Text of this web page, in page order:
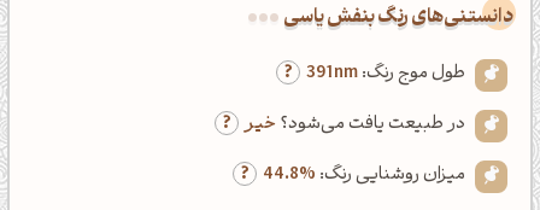
دانستنی‌های رنگ بنفش یاسی
طول موج رنگ:391nm
در طبیعت یافت می‌شود؟ خیر
میزان روشنایی رنگ: 44.8%